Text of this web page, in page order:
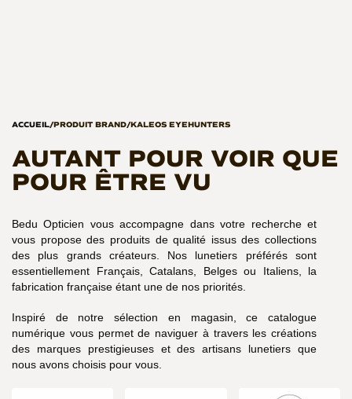
ACCUEIL/PRODUIT BRAND/KALEOS EYEHUNTERS
AUTANT POUR VOIR QUE
POUR ÊTRE VU
Bedu Opticien vous accompagne dans votre recherche et
vous propose des produits de qualité issus des collections
des plus grands créateurs. Nos lunetiers préférés sont
essentiellement Français, Catalans, Belges ou Italiens, la
fabrication française étant une de nos priorités.
Inspiré de notre sélection en magasin, ce catalogue
numérique vous permet de naviguer à travers les créations
des marques prestigieuses et des artisans lunetiers que
nous avons choisis pour vous.